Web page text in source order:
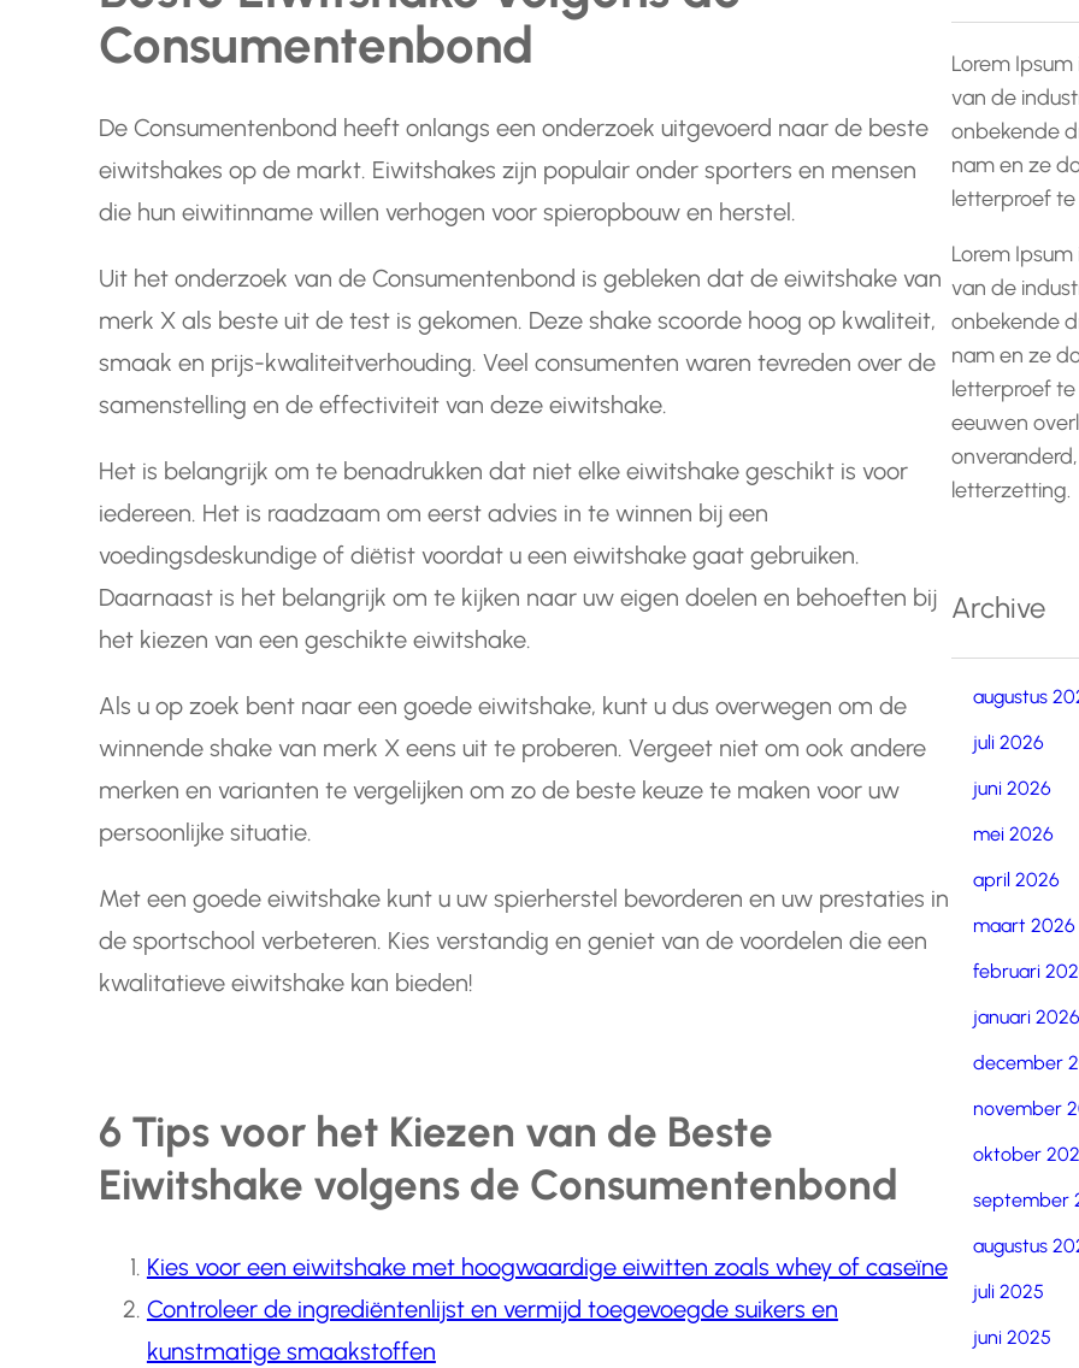
Consumentenbond
De Consumentenbond heeft onlangs een onderzoek uitgevoerd naar de beste
eiwitshakes op de markt. Eiwitshakes zijn populair onder sporters en mensen
die hun eiwitinname willen verhogen voor spieropbouw en herstel.
Uit het onderzoek van de Consumentenbond is gebleken dat de eiwitshake van
merk X als beste uit de test is gekomen. Deze shake scoorde hoog op kwaliteit,
smaak en prijs-kwaliteitverhouding. Veel consumenten waren tevreden over de
samenstelling en de effectiviteit van deze eiwitshake.
Het is belangrijk om te benadrukken dat niet elke eiwitshake geschikt is voor
iedereen. Het is raadzaam om eerst advies in te winnen bij een
voedingsdeskundige of diëtist voordat u een eiwitshake gaat gebruiken.
Daarnaast is het belangrijk om te kijken naar uw eigen doelen en behoeften bij
het kiezen van een geschikte eiwitshake.
Als u op zoek bent naar een goede eiwitshake, kunt u dus overwegen om de
winnende shake van merk X eens uit te proberen. Vergeet niet om ook andere
merken en varianten te vergelijken om zo de beste keuze te maken voor uw
persoonlijke situatie.
Met een goede eiwitshake kunt u uw spierherstel bevorderen en uw prestaties in
de sportschool verbeteren. Kies verstandig en geniet van de voordelen die een
kwalitatieve eiwitshake kan bieden!
6 Tips voor het Kiezen van de Beste
Eiwitshake volgens de Consumentenbond
Kies voor een eiwitshake met hoogwaardige eiwitten zoals whey of caseïne
Controleer de ingrediëntenlijst en vermijd toegevoegde suikers en
kunstmatige smaakstoffen
Lorem
van de
onbekende
nam en ze
letterproef te
Lorem
van de
onbekende
nam en ze
letterproef te
eeuwen
letterzetting.
Archive
augustus
juli 2026
juni 2026
mei 2026
april 2026
maart 2026
februari
januari 2026
december
november
oktober
september
augustus
juli 2025
juni 2025